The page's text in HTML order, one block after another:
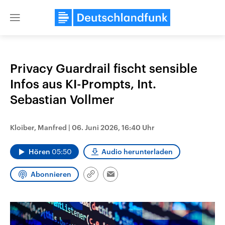
Close
Themen
Landtagswahl Sachsen-Anhalt
2026
September 2026 einen neuen
Landtag. Seit 2021 wird das
Bundesland von einer Koalition aus
gehören die Vereinigten
den mächtigsten Ländern
mit großem Einfluss auf
Privacy Guardrail fischt sensible
Infos aus KI-Prompts, Int.
Sebastian Vollmer
Kloiber, Manfred | 06. Juni 2026, 16:40 Uhr
Hören 05:50 Audio herunterladen
Abonnieren
Link
Email